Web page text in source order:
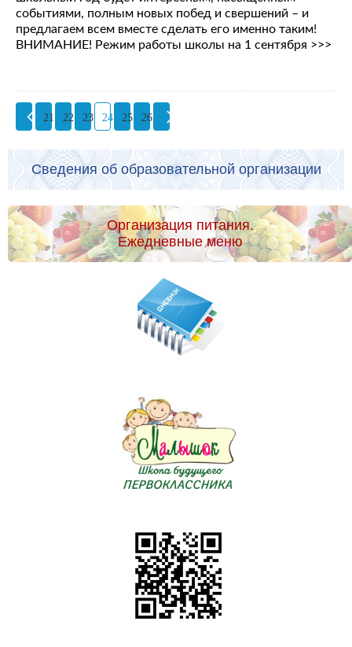
событиями, полным новых побед и свершений – и
предлагаем всем вместе сделать его именно таким!
ВНИМАНИЕ! Режим работы школы на 1 сентября >>>
21 22 23 24 25 26
Сведения об образовательной организации
Организация питания.
Ежедневные меню